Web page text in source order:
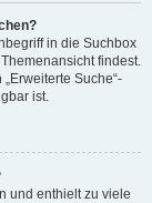
in die Suchbox
findest.
Suche“-
ist.
und enthielt zu viele